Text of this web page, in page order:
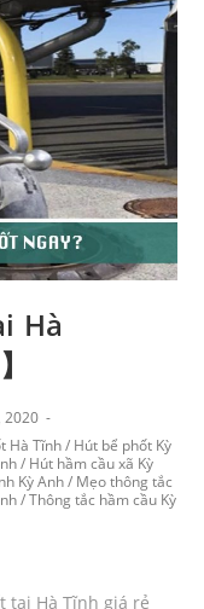
Hà
2020
Hà Tĩnh / Hút bể phốt Kỳ
/ Hút hầm cầu xã Kỳ
Kỳ Anh / Mẹo thông tắc
/ Thông tắc hầm cầu Kỳ
tại Hà Tĩnh giá rẻ